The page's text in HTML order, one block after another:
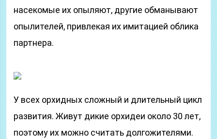
насекомые их опыляют, другие обманывают
опылителей, привлекая их имитацией облика
партнера.
У всех орхидных сложный и длительный цикл
развития. Живут дикие орхидеи около 30 лет,
поэтому их можно считать долгожителями.